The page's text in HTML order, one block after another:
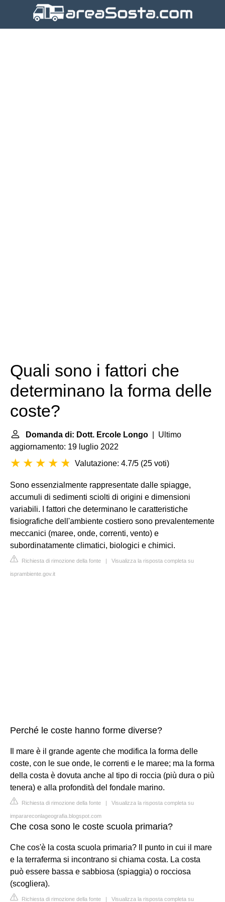
Quali sono i fattori che
determinano la forma delle
coste?
Domanda di: Dott. Ercole Longo | Ultimo
aggiornamento: 19 luglio 2022
Valutazione: 4.7/5 (25 voti)
Sono essenzialmente rappresentate dalle spiagge,
accumuli di sedimenti sciolti di origini e dimensioni
variabili. I fattori che determinano le caratteristiche
fisiografiche dell'ambiente costiero sono prevalentemente
meccanici (maree, onde, correnti, vento) e
subordinatamente climatici, biologici e chimici.
Richiesta di rimozione della fonte | Visualizza la risposta completa su
isprambiente.gov.it
Perché le coste hanno forme diverse?
Il mare è il grande agente che modifica la forma delle
coste, con le sue onde, le correnti e le maree; ma la forma
della costa è dovuta anche al tipo di roccia (più dura o più
tenera) e alla profondità del fondale marino.
Richiesta di rimozione della fonte | Visualizza la risposta completa su
imparareconlageografia.blogspot.com
Che cosa sono le coste scuola primaria?
Che cos'è la costa scuola primaria? Il punto in cui il mare
e la terraferma si incontrano si chiama costa. La costa
può essere bassa e sabbiosa (spiaggia) o rocciosa
(scogliera).
Richiesta di rimozione della fonte | Visualizza la risposta completa su